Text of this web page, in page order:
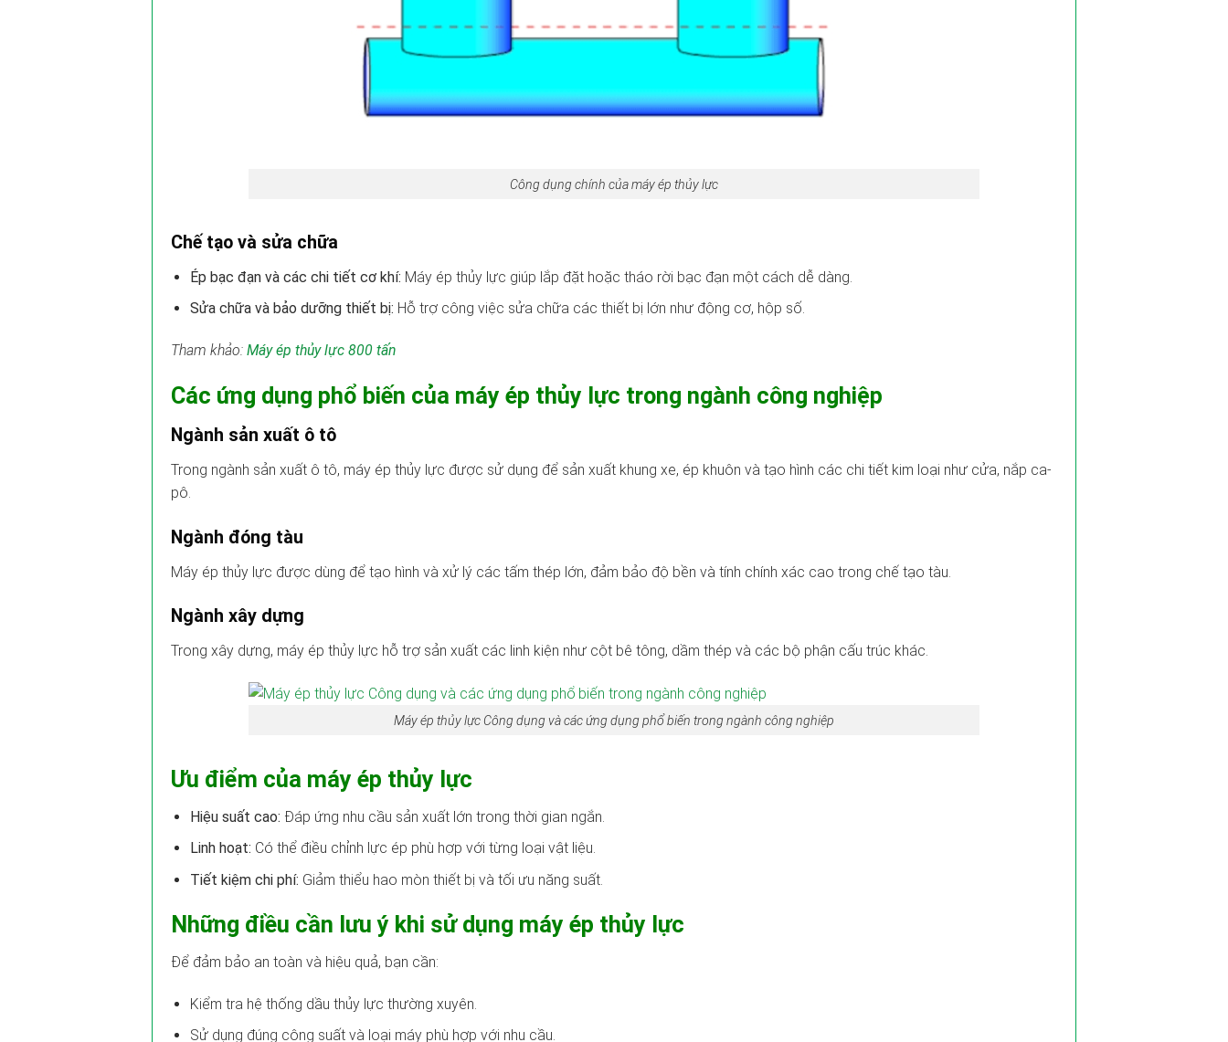
Công dụng chính của máy ép thủy lực
Chế tạo và sửa chữa
Ép bạc đạn và các chi tiết cơ khí: Máy ép thủy lực giúp lắp đặt hoặc tháo rời bạc đạn một cách dễ dàng.
Sửa chữa và bảo dưỡng thiết bị: Hỗ trợ công việc sửa chữa các thiết bị lớn như động cơ, hộp số.
Tham khảo:Máy ép thủy lực 800 tấn
Các ứng dụng phổ biến của máy ép thủy lực trong ngành công nghiệp
Ngành sản xuất ô tô
Trong ngành sản xuất ô tô, máy ép thủy lực được sử dụng để sản xuất khung xe, ép khuôn và tạo hình các chi tiết kim loại như cửa, nắp ca-
pô.
Ngành đóng tàu
Máy ép thủy lực được dùng để tạo hình và xử lý các tấm thép lớn, đảm bảo độ bền và tính chính xác cao trong chế tạo tàu.
Ngành xây dựng
Trong xây dựng, máy ép thủy lực hỗ trợ sản xuất các linh kiện như cột bê tông, dầm thép và các bộ phận cấu trúc khác.
Máy ép thủy lực Công dụng và các ứng dụng phổ biến trong ngành công nghiệp
Ưu điểm của máy ép thủy lực
Hiệu suất cao: Đáp ứng nhu cầu sản xuất lớn trong thời gian ngắn.
Linh hoạt: Có thể điều chỉnh lực ép phù hợp với từng loại vật liệu.
Tiết kiệm chi phí: Giảm thiểu hao mòn thiết bị và tối ưu năng suất.
Những điều cần lưu ý khi sử dụng máy ép thủy lực
Để đảm bảo an toàn và hiệu quả, bạn cần:
Kiểm tra hệ thống dầu thủy lực thường xuyên.
Sử dụng đúng công suất và loại máy phù hợp với nhu cầu.